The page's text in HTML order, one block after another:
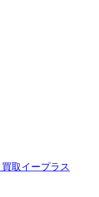
取イープラス